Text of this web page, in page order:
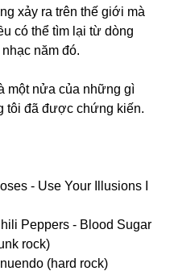
xảy ra trên thế giới mà
có thể tìm lại từ dòng
năm đó.
một nửa của những gì
tôi đã được chứng kiến.
- Use Your Illusions I
Peppers - Blood Sugar
rock)
(hard rock)